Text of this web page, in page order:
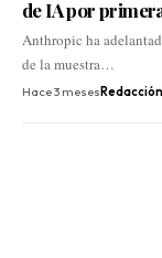
de IA por
Anthropic ha
de la muestra…
Hace 3 meses